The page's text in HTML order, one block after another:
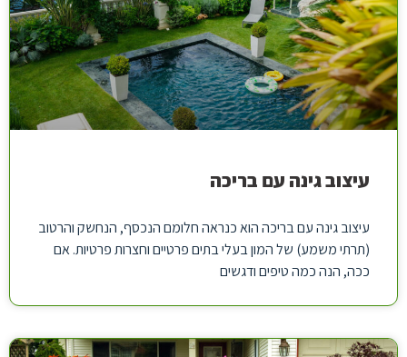
עיצוב גינה עם בריכה
עיצוב גינה עם בריכה הוא כנראה חלומם הנכסף, הנחשק והרטוב
(תרתי משמע) של המון בעלי בתים פרטיים וחצרות פרטיות. אם
ככה, הנה כמה טיפים ודגשים